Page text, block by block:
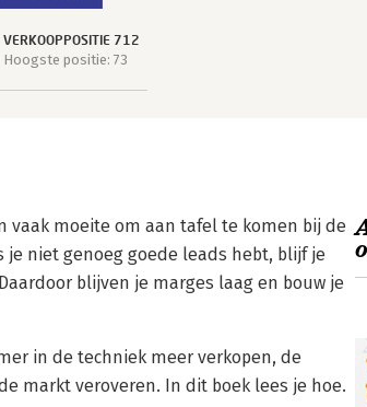
VERKOOPPOSITIE 712
Hoogste positie: 73
vaak moeite om aan tafel te komen bij de
niet genoeg goede leads hebt, blijf je
blijven je marges laag en bouw je
in de techniek meer verkopen, de
markt veroveren. In dit boek lees je hoe.